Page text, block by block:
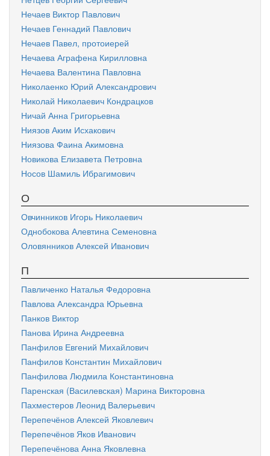
Нечаев Виктор Павлович
Нечаев Геннадий Павлович
Нечаев Павел, протоиерей
Нечаева Аграфена Кирилловна
Нечаева Валентина Павловна
Николаенко Юрий Александрович
Николай Николаевич Кондрацков
Ничай Анна Григорьевна
Ниязов Аким Исхакович
Ниязова Фаина Акимовна
Новикова Елизавета Петровна
Носов Шамиль Ибрагимович
О
Овчинников Игорь Николаевич
Однобокова Алевтина Семеновна
Оловянников Алексей Иванович
П
Павличенко Наталья Федоровна
Павлова Александра Юрьевна
Панков Виктор
Панова Ирина Андреевна
Панфилов Евгений Михайлович
Панфилов Константин Михайлович
Панфилова Людмила Константиновна
Паренская (Василевская) Марина Викторовна
Пахместеров Леонид Валерьевич
Перепечёнов Алексей Яковлевич
Перепечёнов Яков Иванович
Перепечёнова Анна Яковлевна